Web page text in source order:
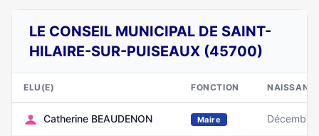
LE CONSEIL MUNICIPAL DE SAINT-
HILAIRE-SUR-PUISEAUX (45700)
ELU(E) FONCTION
Catherine BEAUDENON Maire Décembre